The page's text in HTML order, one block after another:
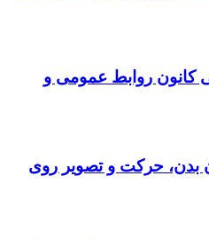
کانون روابط عمومی و
بدن، حرکت و تصویر روی